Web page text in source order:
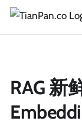
RAG 新